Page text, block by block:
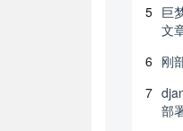
5 巨
文
6 刚
7
部